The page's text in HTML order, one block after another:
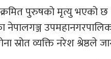
पुरुषको मृत्यु भएको छ
नेपालगञ्ज
स्रोत व्यक्ति नरेश श्रेष्ठले